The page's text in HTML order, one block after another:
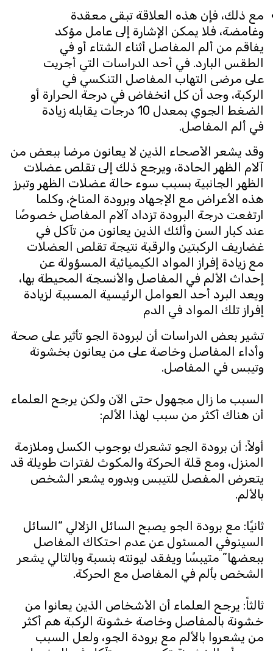
مع ذلك، فإن هذه العلاقة تبقى معقدة
وغامضة، فلا يمكن الإشارة إلى عامل مؤكد
يفاقم من ألم المفاصل أثناء الشتاء أو في
الطقس البارد. في أحد الدراسات التي أجريت
على مرضى التهاب المفاصل التنكسي في
الركبة، وجد أن كل انخفاض في درجة الحرارة أو
الضغط الجوي بمعدل 10 درجات يقابله زيادة
في ألم المفاصل.
وقد يشعر الأصحاء الذين لا يعانون مرضا ببعض من
آلام الظهر الحادة، ويرجع ذلك إلى تقلص عضلات
الظهر الجانبية بسبب سوء حالة عضلات الظهر وتبرز
هذه الأعراض مع الإجهاد وبرودة المناخ، وكلما
ارتفعت درجة البرودة تزداد آلام المفاصل خصوصًا
عند كبار السن وألئك الذين يعانون من تآكل في
غضاريف الركبتين والرقبة نتيجة تقلص العضلات
مع زيادة إفراز المواد الكيميائية المسؤولة عن
إحداث الألم في المفاصل والأنسجة المحيطة بها،
ويعد البرد أحد العوامل الرئيسية المسببة لزيادة
إفراز تلك المواد في الدم
تشير بعض الدراسات أن لبرودة الجو تأثير على صحة
وأداء المفاصل وخاصة على من يعانون بخشونة
وتيبس في المفاصل.
السبب ما زال مجهول حتى الآن ولكن يرجح العلماء
أن هناك أكثر من سبب لهذا الألم:
أولاً: أن برودة الجو تشعرك بوجوب الكسل وملازمة
المنزل، ومع قلة الحركة والمكوث لفترات طويلة قد
يتعرض المفصل للتيبس وبدوره يشعر الشخص
بالألم.
ثانيًا: مع برودة الجو يصبح السائل الزلالي “السائل
السينوفي المسئول عن عدم احتكاك المفاصل
ببعضها” متيبسًا ويفقد ليونته بنسبة وبالتالي يشعر
الشخص بألم في المفاصل مع الحركة.
ثالثاً: يرجح العلماء أن الأشخاص الذين يعانوا من
خشونة بالمفاصل وخاصة خشونة الركبة هم أكثر
من يشعروا بالألم مع برودة الجو، ولعل السبب